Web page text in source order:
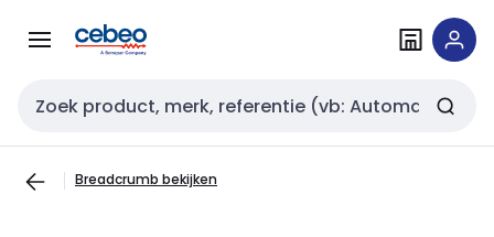
naar
naar
Zoekveld invoer
Breadcrumb bekijken